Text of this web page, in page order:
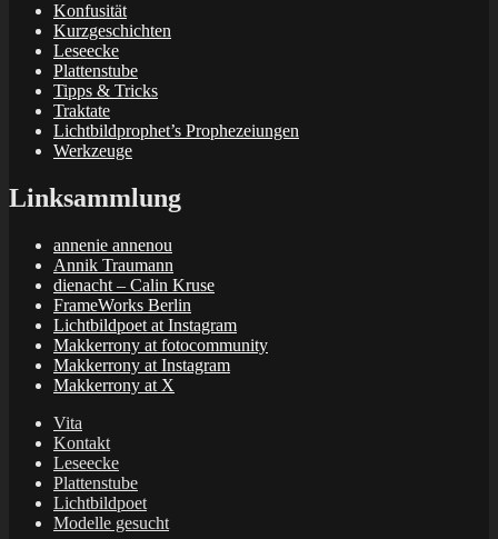
Konfusität
Kurzgeschichten
Leseecke
Plattenstube
Tipps & Tricks
Traktate
Lichtbildprophet’s Prophezeiungen
Werkzeuge
Linksammlung
annenie annenou
Annik Traumann
dienacht – Calin Kruse
FrameWorks Berlin
Lichtbildpoet at Instagram
Makkerrony at fotocommunity
Makkerrony at Instagram
Makkerrony at X
Vita
Kontakt
Leseecke
Plattenstube
Lichtbildpoet
Modelle gesucht